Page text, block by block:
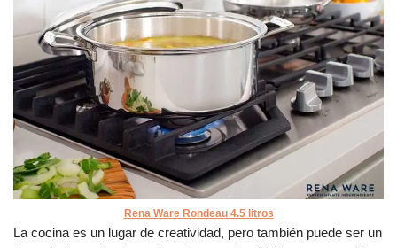
Rena Ware Rondeau 4.5 litros
La cocina es un lugar de creatividad, pero también puede ser un